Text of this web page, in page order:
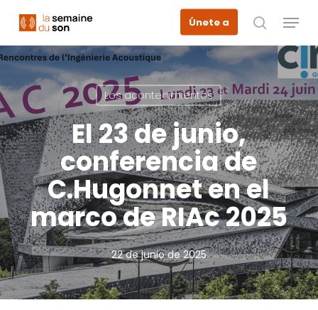
main
content
Únete a
busque en
Menu
Los acontecimientos
El 23 de junio,
conferencia de
C.Hugonnet en el
marco de RIAc 2025
22 de junio de 2025